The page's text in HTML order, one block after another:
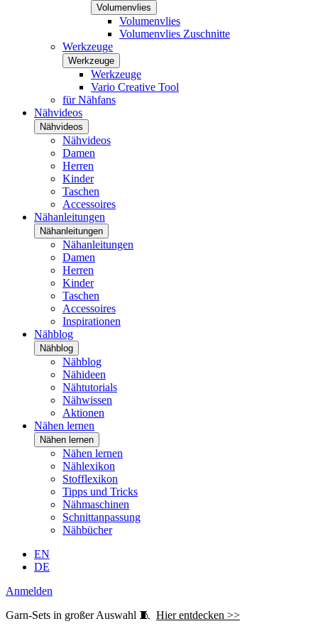
Volumenvlies
Volumenvlies
Volumenvlies Zuschnitte
Werkzeuge
Werkzeuge
Werkzeuge
Vario Creative Tool
für Nähfans
Nähvideos
Nähvideos
Nähvideos
Damen
Herren
Kinder
Taschen
Accessoires
Nähanleitungen
Nähanleitungen
Nähanleitungen
Damen
Herren
Kinder
Taschen
Accessoires
Inspirationen
Nähblog
Nähblog
Nähblog
Nähideen
Nähtutorials
Nähwissen
Aktionen
Nähen lernen
Nähen lernen
Nähen lernen
Nählexikon
Stofflexikon
Tipps und Tricks
Nähmaschinen
Schnittanpassung
Nähbücher
EN
DE
Anmelden
Garn-Sets in großer Auswahl 🧵 Hier entdecken >>